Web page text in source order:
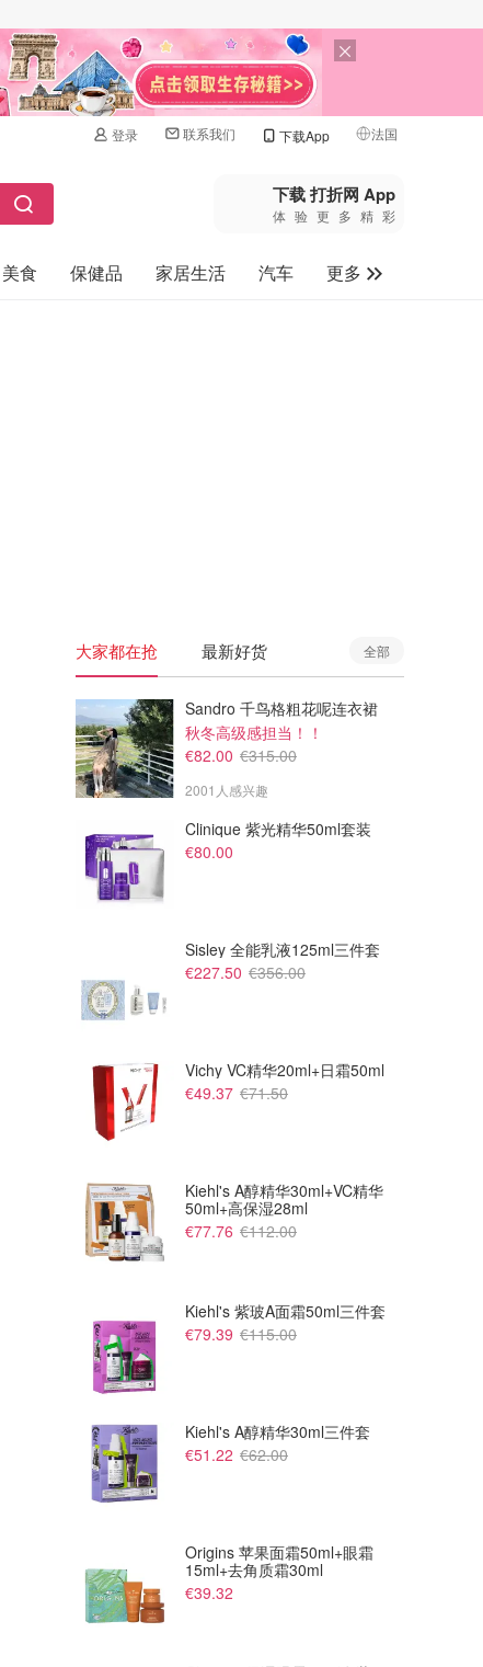
登录 联系我们 下载App 法国
🇺🇸美国
🇨🇳中国
🇨🇦加拿大
下载 打折网 App
体验更多精彩
美食 保健品 家居生活 汽车
更多
Brandy Melville Priscilla 豹纹
€118.00
大家都在抢 最新好货 全部
Sandro 千鸟格粗花呢连衣裙
秋冬高级感担当！！
€82.00 €315.00
2001人感兴趣
Clinique 紫光精华50ml套装
€80.00
Sisley 全能乳液125ml三件套
€227.50 €356.00
Vichy VC精华20ml+日霜50ml
€49.37 €71.50
Kiehl's A醇精华30ml+VC精华
50ml+高保湿28ml
€77.76 €112.00
Kiehl's 紫玻A面霜50ml三件套
€79.39 €115.00
Kiehl's A醇精华30ml三件套
€51.22 €62.00
Origins 苹果面霜50ml+眼霜
15ml+去角质霜30ml
€39.32